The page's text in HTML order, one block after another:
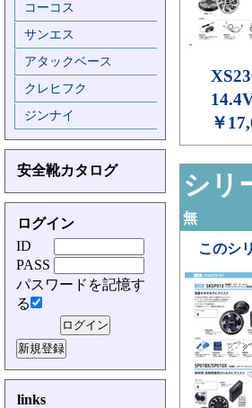
コーコス
サンエス
アタックベース
クレヒフク
ジンナイ
安全靴カタログ
ログイン
ID
PASS
パスワードを記憶す
る
links
￥
シリ
無
このシ